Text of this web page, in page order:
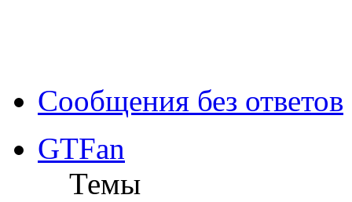
Сообщения без ответов
GTFan
Темы